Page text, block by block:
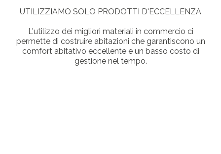
UTILIZZIAMO SOLO PRODOTTI D'ECCELLENZA
L'utilizzo dei migliori materiali in commercio ci
permette di costruire abitazioni che garantiscono un
comfort abitativo eccellente e un basso costo di
gestione nel tempo.